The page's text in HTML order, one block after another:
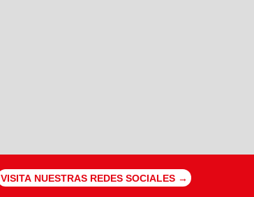
VISITA NUESTRAS REDES SOCIALES →